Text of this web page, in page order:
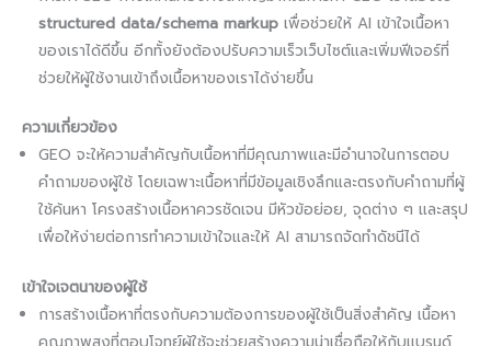
structured data/schema markup เพื่อช่วยให้ AI เข้าใจเนื้อหา
ของเราได้ดีขึ้น อีกทั้งยังต้องปรับความเร็วเว็บไซต์และเพิ่มฟีเจอร์ที่
ช่วยให้ผู้ใช้งานเข้าถึงเนื้อหาของเราได้ง่ายขึ้น
ความเกี่ยวข้อง
GEO จะให้ความสำคัญกับเนื้อหาที่มีคุณภาพและมีอำนาจในการตอบ
คำถามของผู้ใช้ โดยเฉพาะเนื้อหาที่มีข้อมูลเชิงลึกและตรงกับคำถามที่ผู้
ใช้ค้นหา โครงสร้างเนื้อหาควรชัดเจน มีหัวข้อย่อย, จุดต่าง ๆ และสรุป
เพื่อให้ง่ายต่อการทำความเข้าใจและให้ AI สามารถจัดทำดัชนีได้
เข้าใจเจตนาของผู้ใช้
การสร้างเนื้อหาที่ตรงกับความต้องการของผู้ใช้เป็นสิ่งสำคัญ เนื้อหา